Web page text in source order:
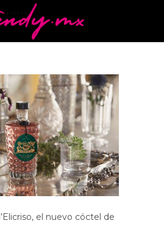
el nuevo cóctel de